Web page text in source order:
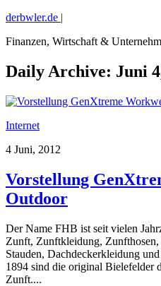
derbwler.de |
Finanzen, Wirtschaft &
Daily Archive: Juni
Internet
4 Juni, 2012
Vorstellung
Outdoor
Der Name FHB ist seit vielen
Zunft, Zunftkleidung,
Stauden, Dachdeckerkleidung
1894 sind die original Bielefelder
Zunft....